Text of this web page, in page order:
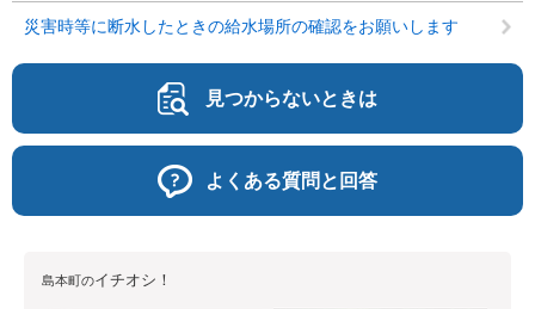
災害時等に断水したときの給水場所の確認をお願いします
見つからないときは
よくある質問と回答
島本町のイチオシ！